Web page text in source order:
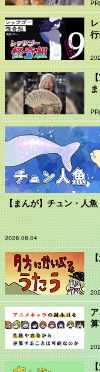
【まんが】チュン・人魚
2026.08.04